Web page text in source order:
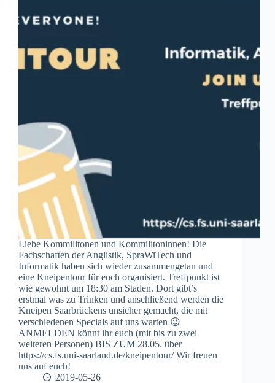
Liebe Kommilitonen und Kommilitoninnen! Die
Fachschaften der Anglistik, SpraWiTech und
Informatik haben sich wieder zusammengetan und
eine Kneipentour für euch organisiert. Treffpunkt ist
wie gewohnt um 18:30 am Staden. Dort gibt’s
erstmal was zu Trinken und anschließend werden die
Kneipen Saarbrückens unsicher gemacht, die mit
verschiedenen Specials auf uns warten 😉
ANMELDEN könnt ihr euch (mit bis zu zwei
weiteren Personen) BIS ZUM 28.05. über
https://cs.fs.uni-saarland.de/kneipentour/ Wir freuen
uns auf euch!
2019-05-26